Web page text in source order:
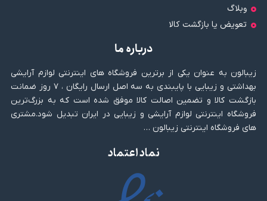
وبلاگ
تعویض یا بازگشت کالا
درباره ما
زیبالون به عنوان یکی از برترین فروشگاه های اینترنتی لوازم آرایشی
بهداشتی و زیبایی با پایبندی به سه اصل ارسال رایگان ، ۷ روز ضمانت
بازگشت کالا و تضمین اصالت کالا موفق شده است که به بزرگ‌ترین
فروشگاه اینترنتی لوازم آرایشی و زیبایی در ایران تبدیل شود.مشتری
های فروشگاه اینترنتی زیبالون …
نماد اعتماد